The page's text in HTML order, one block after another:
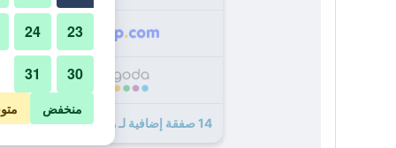
14 صفقة إضافية لـ هوتل ذا ديزاينرز دي دي بي
23
24
30
31
منخفض